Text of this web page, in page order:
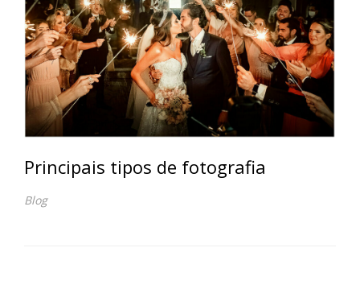
Principais tipos de fotografia
Blog